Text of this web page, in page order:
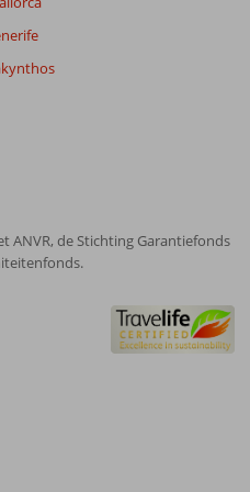
ANVR, de Stichting Garantiefonds